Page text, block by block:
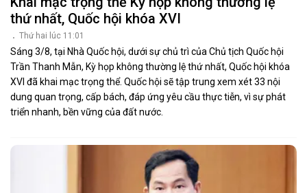
thứ nhất, Quốc hội khóa XVI
Thứ hai lúc 11:01
Sáng 3/8, tại Nhà Quốc hội, dưới sự chủ trì của Chủ tịch Quốc hội
Trần Thanh Mẫn, Kỳ họp không thường lệ thứ nhất, Quốc hội khóa
XVI đã khai mạc trọng thể. Quốc hội sẽ tập trung xem xét 33 nội
dung quan trọng, cấp bách, đáp ứng yêu cầu thực tiễn, vì sự phát
triển nhanh, bền vững của đất nước.